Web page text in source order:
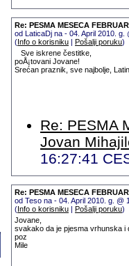
Re: PESMA MESECA
od LaticaDj na - 04. April 2010. g.
(Info o korisniku | Pošalji poruku)
Sve iskrene čestitke,
poÅ¡tovani Jovane!
Srećan praznik, sve najbolje,
Re: PESMA
Jovan
16:27:41
Re: PESMA MESECA
od Teso na - 04. April 2010. g. @
(Info o korisniku | Pošalji poruku)
Jovane,
svakako da je pjesma vrhunska
poz
Mile